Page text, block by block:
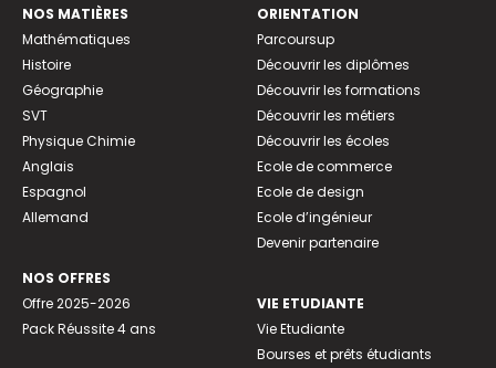
NOS MATIÈRES
Mathématiques
Histoire
Géographie
SVT
Physique Chimie
Anglais
Espagnol
Allemand
NOS OFFRES
Offre 2025-2026
Pack Réussite 4 ans
ORIENTATION
Parcoursup
Découvrir les diplômes
Découvrir les formations
Découvrir les métiers
Découvrir les écoles
Ecole de commerce
Ecole de design
Ecole d’ingénieur
Devenir partenaire
VIE ETUDIANTE
Vie Etudiante
Bourses et prêts étudiants